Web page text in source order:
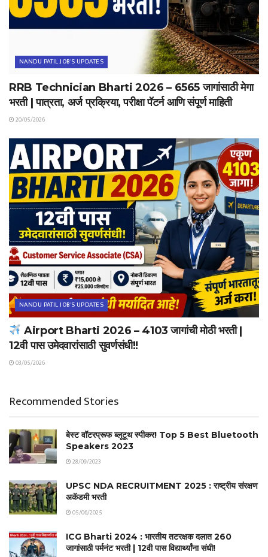
NANDU PATIL JOB'S UPDATES
RRB Technician Bharti 2026 – 6565 जागांसाठी मेगा
भरती | पात्रता, अर्ज प्रक्रिया, परीक्षा पॅटर्न आणि संपूर्ण माहिती
20/05/2026
NANDU PATIL JOB'S UPDATES
Airport Bharti 2026 – 4103 जागांची मोठी भरती |
12वी पास उमेदवारांसाठी सुवर्णसंधी!!
03/05/2026
Recommended Stories
बेस्ट वॉटरप्रूफ ब्लूटूथ स्पीकर! Top 5 Best Bluetooth
Speakers 2023
28/09/2023
UPSC NDA RECRUITMENT 2025 : राष्ट्रीय संरक्षण
अकॅडमी भरती
05/06/2025
ICG Bharti 2024 : भारतीय तटरक्षक दलात 260
जागांसाठी पर्मनंट भरती | 12वी पास विद्यार्थ्यांना संधी!